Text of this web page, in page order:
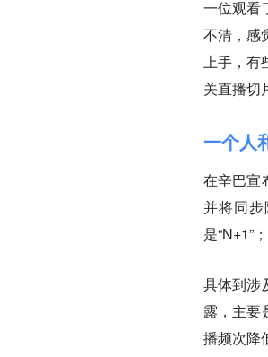
一位观看
不清，感
上手，
关直播切
一个人
在辛巴宣
并将同
是“N+1”
具体到涉
露，主要
播频次降